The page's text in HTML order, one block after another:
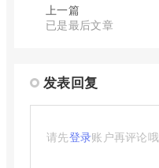
上一篇
已是最后文章
发表回复
请先登录账户再评论哦